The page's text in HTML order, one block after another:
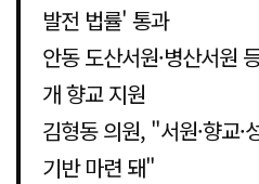
발전 법률' 통과
안동 도산서원·병산서원
개 향교 지원
김형동 의원, "서원·향교·
기반 마련 돼"